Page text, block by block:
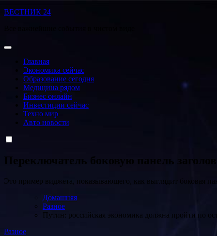
Перейти
ВЕСТНИК 24
Главная
Экономика сейчас
Образование сегодня
Медицина рядом
Бизнес онлайн
Инвестиции сейчас
Техно мир
Авто новости
Переключатель боковую панель
Это пример виджета, показывающего, как выглядит боковая
Домашняя
Разное
Путин: российская экономика должна пройти по
Разное